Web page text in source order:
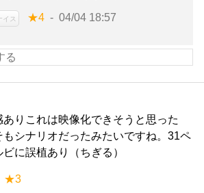
イス ★4 04/04 18:57
ありこれは映像化できそうと思った
もシナリオだったみたいですね。31ペ
に誤植あり（ちぎる）
★3